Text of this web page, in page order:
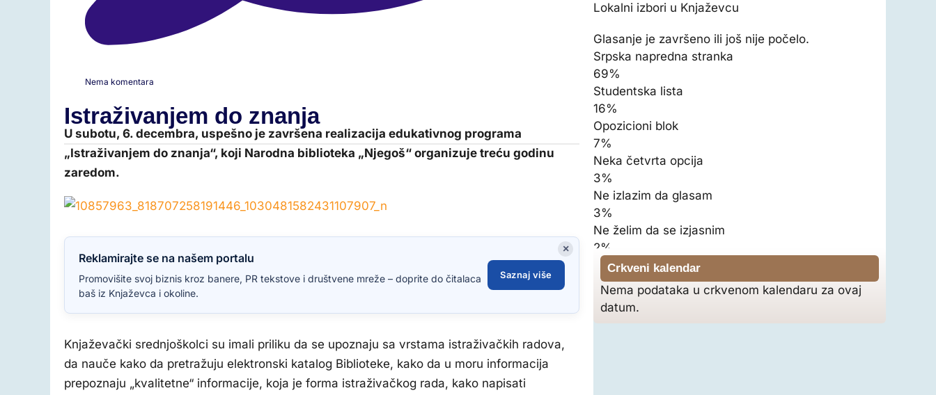
Nema komentara
Istraživanjem do znanja
U subotu, 6. decembra, uspešno je završena realizacija edukativnog programa
„Istraživanjem do znanja“, koji Narodna biblioteka „Njegoš“ organizuje treću godinu
zaredom.
×
Reklamirajte se na našem portalu
Promovišite svoj biznis kroz banere, PR tekstove i društvene mreže – doprite do čitalaca
baš iz Knjaževca i okoline.
Saznaj više
Knjaževački srednjoškolci su imali priliku da se upoznaju sa vrstama istraživačkih radova,
da nauče kako da pretražuju elektronski katalog Biblioteke, kako da u moru informacija
prepoznaju „kvalitetne“ informacije, koja je forma istraživačkog rada, kako napisati
Lokalni izbori u Knjaževcu
Glasanje je završeno ili još nije počelo.
Srpska napredna stranka
69%
Studentska lista
16%
Opozicioni blok
7%
Neka četvrta opcija
3%
Ne izlazim da glasam
3%
Ne želim da se izjasnim
2%
Crkveni kalendar
Nema podataka u crkvenom kalendaru za ovaj
datum.